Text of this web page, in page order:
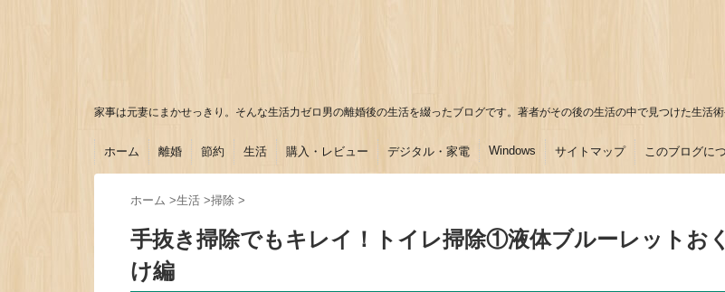
家事は元妻にまかせっきり。そんな生活力ゼロ男の離婚後の生活を綴ったブログです。著者がその後の生活の中で見つけた生活術
ホーム 離婚 節約 生活 購入・レビュー デジタル・家電 Windows サイトマップ このブログに
ホーム >生活 >掃除 >
手抜き掃除でもキレイ！トイレ掃除①液体ブルーレットお
け編